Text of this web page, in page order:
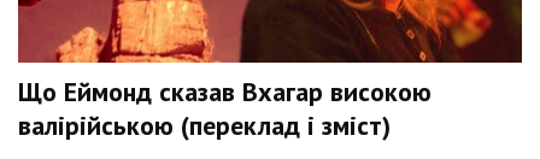
Що Еймонд сказав Вхагар високою
валірійською (переклад і зміст)